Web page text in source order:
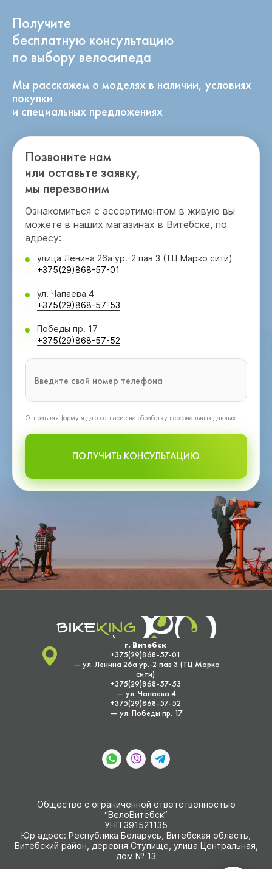
Получите
бесплатную консультацию
по выбору велосипеда
Мы расскажем о моделях в наличии, условиях
покупки
и специальных предложениях
Позвоните нам
или оставьте заявку,
мы перезвоним
Ознакомиться с ассортиментом в живую вы
можете в наших магазинах в Витебске, по
адресу:
улица Ленина 26а ур.-2 пав 3 (ТЦ Марко сити)
+375(29)868-57-01
ул. Чапаева 4
+375(29)868-57-53
Победы пр. 17
+375(29)868-57-52
Oтправляя форму я даю согласие на обработку персональных данных
ПОЛУЧИТЬ КОНСУЛЬТАЦИЮ
г. Витебск
+375(29)868-57-01
— ул. Ленина 26а ур.-2 пав 3 (ТЦ Марко
сити)
+375(29)868-57-53
— ул. Чапаева 4
+375(29)868-57-52
— ул. Победы пр. 17
Общество с ограниченной ответственностью
“ВелоВитебск”
УНП 391521135
Юр адрес: Республика Беларусь, Витебская область,
Витебский район, деревня Ступище, улица Центральная,
дом № 13